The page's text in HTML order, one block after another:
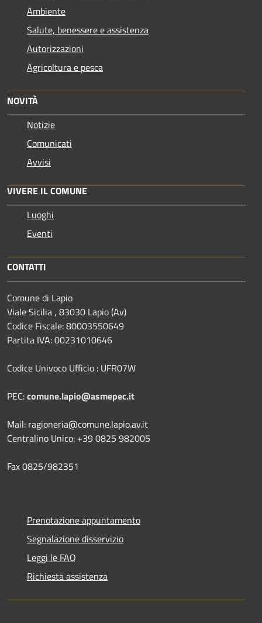
Ambiente
Salute, benessere e assistenza
Autorizzazioni
Agricoltura e pesca
NOVITÀ
Notizie
Comunicati
Avvisi
VIVERE IL COMUNE
Luoghi
Eventi
CONTATTI
Comune di Lapio
Viale Sicilia , 83030 Lapio (Av)
Codice Fiscale: 80003550649
Partita IVA: 00231010646
Codice Univoco Ufficio : UFR07W
PEC:comune.lapio@asmepec.it
Mail: ragioneria@comune.lapio.av.it
Centralino Unico: +39 0825 982005
Fax 0825/982351
Prenotazione appuntamento
Segnalazione disservizio
Leggi le FAQ
Richiesta assistenza